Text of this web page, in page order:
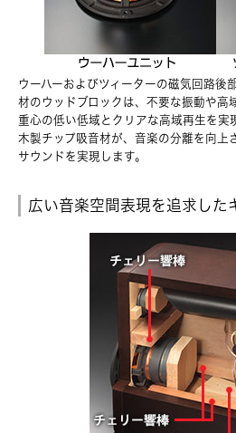
ウーハーおよびツィーターの磁気回路後
材のウッドブロックは、不要な振動や高
重心の低い低域とクリアな高域再生を実
木製チップ吸音材が、音楽の分離を向上
サウンドを実現します。
広い音楽空間表現を追求した